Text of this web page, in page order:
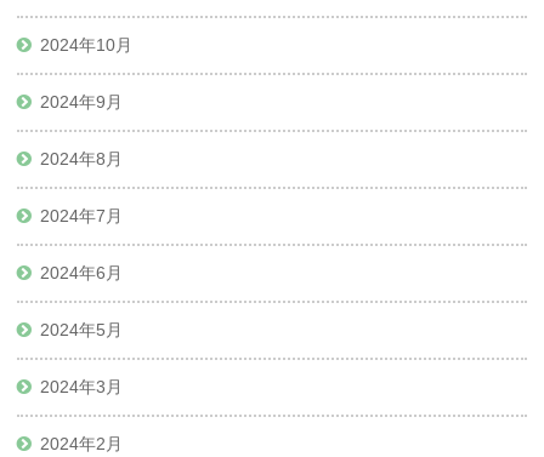
2024年10月
2024年9月
2024年8月
2024年7月
2024年6月
2024年5月
2024年3月
2024年2月